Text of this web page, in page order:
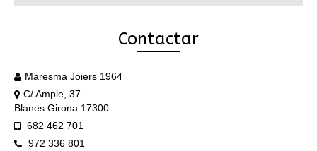
Contactar
Maresma Joiers 1964
C/ Ample, 37
Blanes Girona 17300
682 462 701
972 336 801